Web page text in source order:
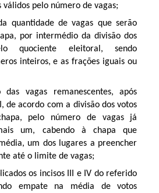
válidos pelo número de vagas;
quantidade de vagas que serão
por intermédio da divisão dos
quociente eleitoral, sendo
inteiros, e as frações iguais ou
das vagas remanescentes, após
de acordo com a divisão dos votos
pelo número de vagas já
um, cabendo à chapa que
um dos lugares a preencher
até o limite de vagas;
os incisos III e IV do referido
empate na média de votos